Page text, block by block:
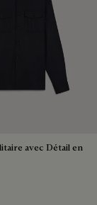
avec Détail en